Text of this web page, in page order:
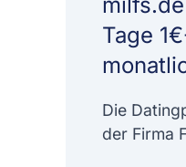
Tage
Die
der Firma